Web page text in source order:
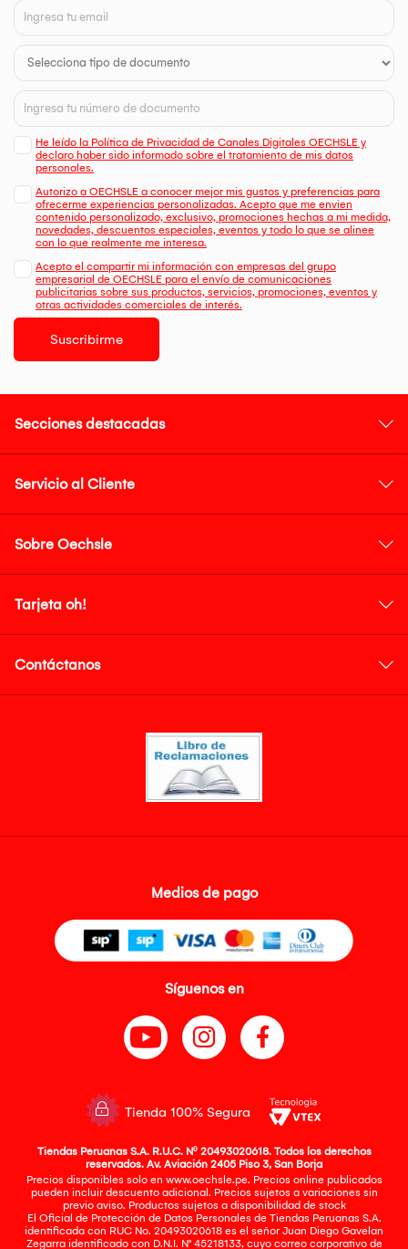
He leído la Política de Privacidad de Canales Digitales OECHSLE y
declaro haber sido informado sobre el tratamiento de mis datos
personales.
Autorizo a OECHSLE a conocer mejor mis gustos y preferencias para
ofrecerme experiencias personalizadas. Acepto que me envien
contenido personalizado, exclusivo, promociones hechas a mi medida,
novedades, descuentos especiales, eventos y todo lo que se alinee
con lo que realmente me interesa.
Acepto el compartir mi información con empresas del grupo
empresarial de OECHSLE para el envío de comunicaciones
publicitarias sobre sus productos, servicios, promociones, eventos y
otras actividades comerciales de interés.
Suscribirme
Secciones destacadas
Servicio al Cliente
Sobre Oechsle
Tarjeta oh!
Contáctanos
Medios de pago
Síguenos en
Tienda 100% Segura
Tiendas Peruanas S.A. R.U.C. Nº 20493020618. Todos los derechos
reservados. Av. Aviación 2405 Piso 3, San Borja
Precios disponibles solo en www.oechsle.pe. Precios online publicados
pueden incluir descuento adicional. Precios sujetos a variaciones sin
previo aviso. Productos sujetos a disponibilidad de stock
El Oficial de Protección de Datos Personales de Tiendas Peruanas S.A.
identificada con RUC No. 20493020618 es el señor Juan Diego Gavelan
Zegarra identificado con D.N.I. N° 45218133, cuyo correo corporativo de